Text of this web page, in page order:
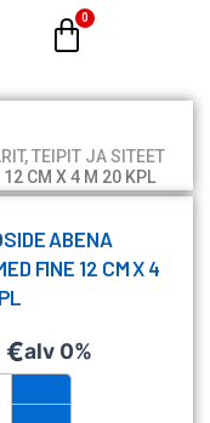
TEIPIT JA SITEET
12 CM X 4 M 20 KPL
ABENA
FINE 12 CM X 4
€alv 0%